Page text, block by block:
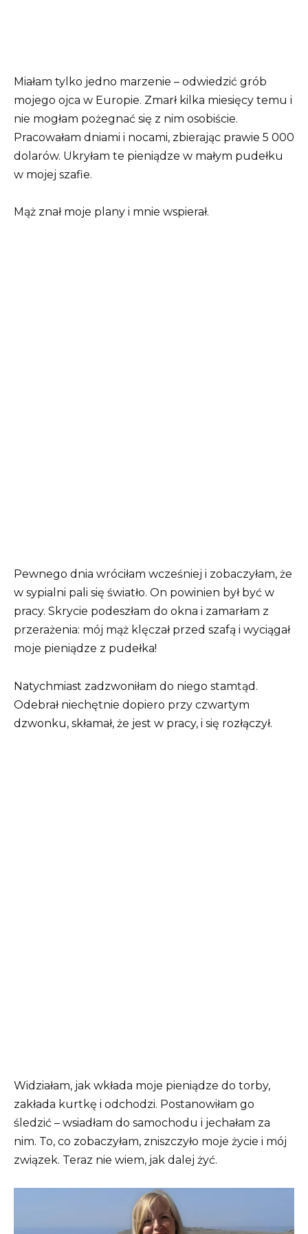
Miałam tylko jedno marzenie – odwiedzić grób
mojego ojca w Europie. Zmarł kilka miesięcy temu i
nie mogłam pożegnać się z nim osobiście.
Pracowałam dniami i nocami, zbierając prawie 5 000
dolarów. Ukryłam te pieniądze w małym pudełku
w mojej szafie.
Mąż znał moje plany i mnie wspierał.
Pewnego dnia wróciłam wcześniej i zobaczyłam, że
w sypialni pali się światło. On powinien był być w
pracy. Skrycie podeszłam do okna i zamarłam z
przerażenia: mój mąż klęczał przed szafą i wyciągał
moje pieniądze z pudełka!
Natychmiast zadzwoniłam do niego stamtąd.
Odebrał niechętnie dopiero przy czwartym
dzwonku, skłamał, że jest w pracy, i się rozłączył.
Widziałam, jak wkłada moje pieniądze do torby,
zakłada kurtkę i odchodzi. Postanowiłam go
śledzić – wsiadłam do samochodu i jechałam za
nim. To, co zobaczyłam, zniszczyło moje życie i mój
związek. Teraz nie wiem, jak dalej żyć.